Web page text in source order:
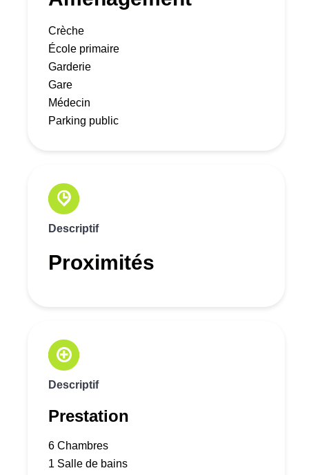
Crèche
École primaire
Garderie
Gare
Médecin
Parking public
Descriptif
Proximités
Descriptif
Prestation
6 Chambres
1 Salle de bains